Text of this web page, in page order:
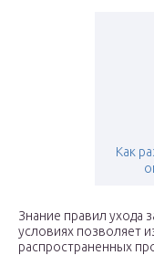
Как
Знание правил ухода
условиях позволяет
распространенных